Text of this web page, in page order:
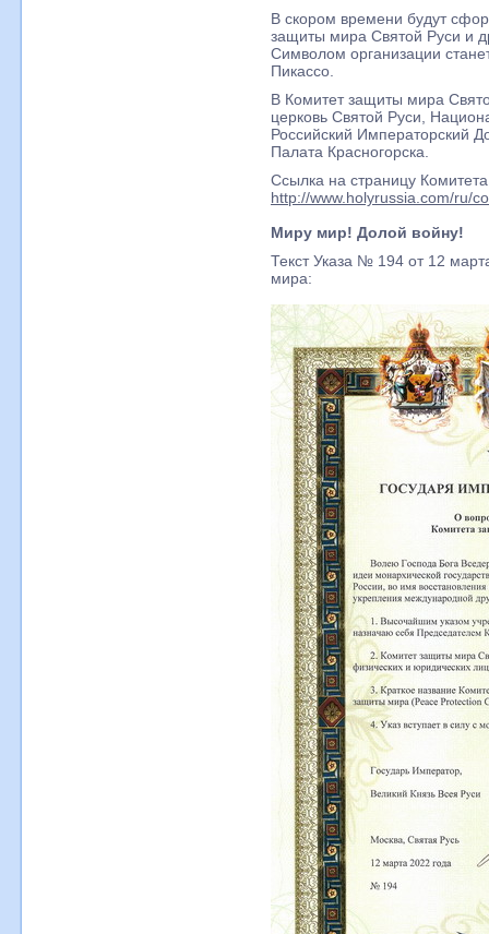
В скором времени будут
защиты мира Святой Руси и
Символом организации
Пикассо.
В Комитет защиты мира
церковь Святой Руси,
Российский Императорский
Палата Красногорска.
Ссылка на страницу
http://www.holyrussia.com/ru/
Миру мир! Долой войну!
Текст Указа № 194 от 12
мира: